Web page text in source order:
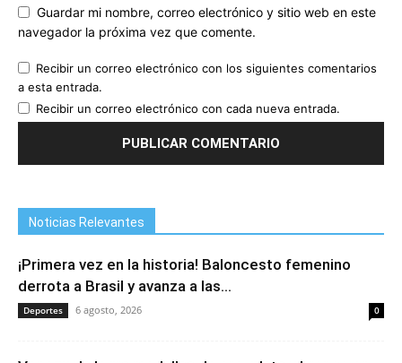
Guardar mi nombre, correo electrónico y sitio web en este
navegador la próxima vez que comente.
Recibir un correo electrónico con los siguientes comentarios
a esta entrada.
Recibir un correo electrónico con cada nueva entrada.
Noticias Relevantes
¡Primera vez en la historia! Baloncesto femenino
derrota a Brasil y avanza a las...
Deportes 6 agosto, 2026 0